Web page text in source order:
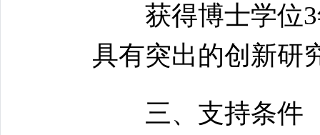
获得博士学位3
具有突出的创新研
三、支持条件